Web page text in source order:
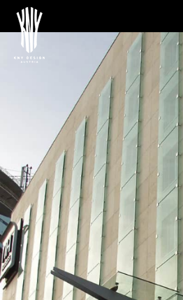
NH Hotel in Wien am Flughafen